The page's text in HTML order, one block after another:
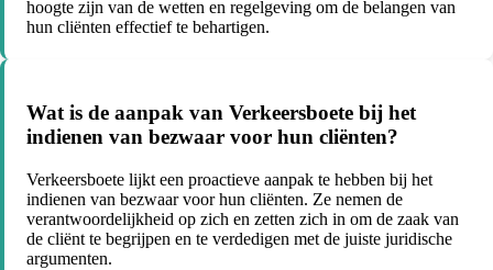
hoogte zijn van de wetten en regelgeving om de belangen van
hun cliënten effectief te behartigen.
Wat is de aanpak van Verkeersboete bij het
indienen van bezwaar voor hun cliënten?
Verkeersboete lijkt een proactieve aanpak te hebben bij het
indienen van bezwaar voor hun cliënten. Ze nemen de
verantwoordelijkheid op zich en zetten zich in om de zaak van
de cliënt te begrijpen en te verdedigen met de juiste juridische
argumenten.